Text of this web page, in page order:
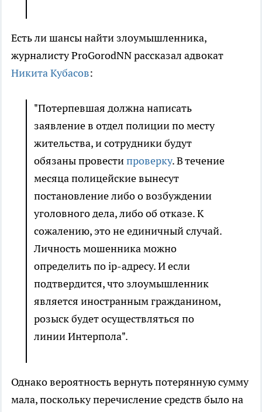
Есть ли шансы найти злоумышленника,
журналисту ProGorodNN рассказал адвокат
Никита Кубасов:
"Потерпевшая должна написать
заявление в отдел полиции по месту
жительства, и сотрудники будут
обязаны провестипроверку. В течение
месяца полицейские вынесут
постановление либо о возбуждении
уголовного дела, либо об отказе. К
сожалению, это не единичный случай.
Личность мошенника можно
определить по ip-адресу. И если
подтвердится, что злоумышленник
является иностранным гражданином,
розыск будет осуществляться по
линии Интерпола".
Однако вероятность вернуть потерянную сумму
мала, поскольку перечисление средств было на